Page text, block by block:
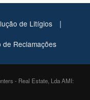
de Litígios |
de Reclamações
- Real Estate, Lda AMI: